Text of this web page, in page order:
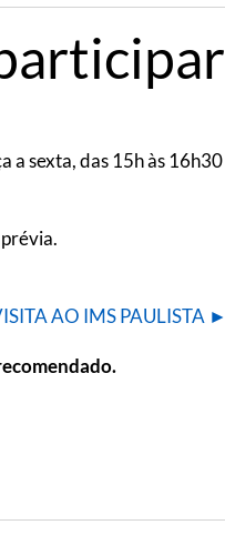
a sexta, das 15h às 16h30
AO IMS PAULISTA ►